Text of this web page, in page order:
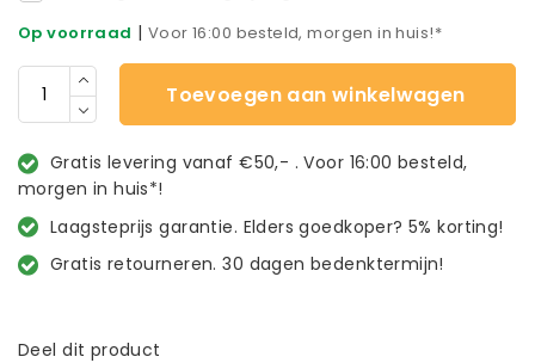
Op voorraad | Voor 16:00 besteld, morgen in huis!*
Toevoegen aan winkelwagen
Gratis levering vanaf €50,- . Voor 16:00 besteld,
morgen in huis*!
Laagsteprijs garantie. Elders goedkoper? 5% korting!
Gratis retourneren. 30 dagen bedenktermijn!
Deel dit product